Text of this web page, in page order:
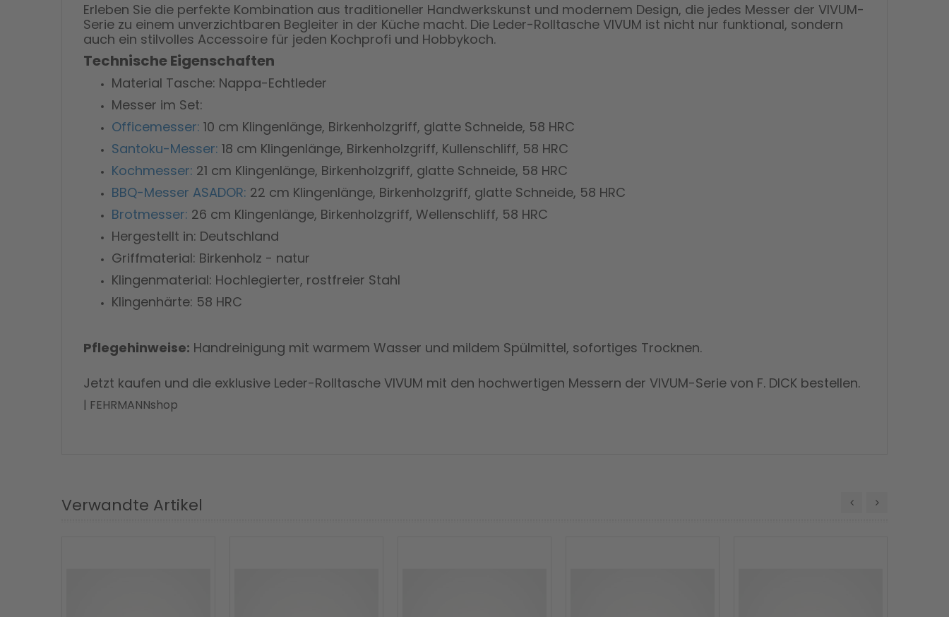
Erleben Sie die perfekte Kombination aus traditioneller Handwerkskunst und modernem Design, die jedes Messer der VIVUM-
Serie zu einem unverzichtbaren Begleiter in der Küche macht. Die Leder-Rolltasche VIVUM ist nicht nur funktional, sondern
auch ein stilvolles Accessoire für jeden Kochprofi und Hobbykoch.
Technische Eigenschaften
Material Tasche: Nappa-Echtleder
Messer im Set:
Officemesser: 10 cm Klingenlänge, Birkenholzgriff, glatte Schneide, 58 HRC
Santoku-Messer: 18 cm Klingenlänge, Birkenholzgriff, Kullenschliff, 58 HRC
Kochmesser: 21 cm Klingenlänge, Birkenholzgriff, glatte Schneide, 58 HRC
BBQ-Messer ASADOR: 22 cm Klingenlänge, Birkenholzgriff, glatte Schneide, 58 HRC
Brotmesser: 26 cm Klingenlänge, Birkenholzgriff, Wellenschliff, 58 HRC
Hergestellt in: Deutschland
Griffmaterial: Birkenholz - natur
Klingenmaterial: Hochlegierter, rostfreier Stahl
Klingenhärte: 58 HRC
Pflegehinweise: Handreinigung mit warmem Wasser und mildem Spülmittel, sofortiges Trocknen.
Jetzt kaufen und die exklusive Leder-Rolltasche VIVUM mit den hochwertigen Messern der VIVUM-Serie von F. DICK bestellen.
| FEHRMANNshop
Verwandte Artikel